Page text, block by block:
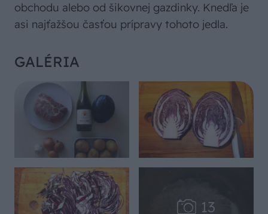
obchodu alebo od šikovnej gazdinky. Knedľa je
asi najťažšou časťou prípravy tohoto jedla.
GALÉRIA